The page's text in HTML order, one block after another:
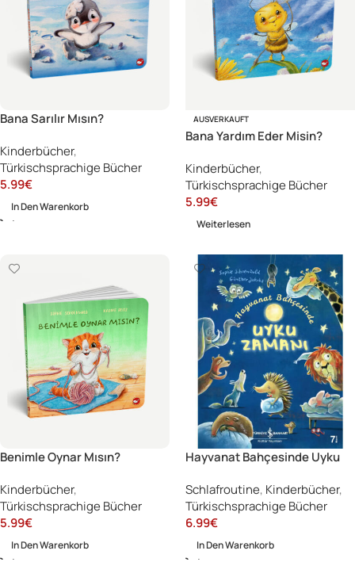
Bana Sarılır Mısın?
Kinderbücher,
Türkischsprachige Bücher
5.99€
In Den Warenkorb
AUSVERKAUFT
Bana Yardım Eder Misin?
Kinderbücher,
Türkischsprachige Bücher
5.99€
Weiterlesen
Benimle Oynar Mısın?
Kinderbücher,
Türkischsprachige Bücher
5.99€
In Den Warenkorb
Hayvanat Bahçesinde Uyku
Schlafroutine, Kinderbücher,
Türkischsprachige Bücher
6.99€
In Den Warenkorb